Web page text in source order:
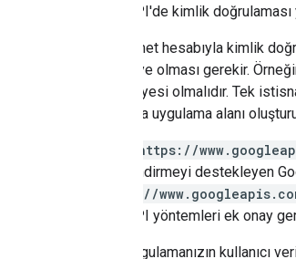
Chat API'de kimlik
Bir hizmet hesabıyla kimlik
alana üye olması gerekir.
alanın üyesi olmalıdır. Tek
durumda uygulama alanı
https://
yetkilendirmeyi destekleyen
https://
Chat API yöntemleri ek onay
Chat uygulamanızın kullanıcı